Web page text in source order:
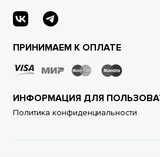
ПРИНИМАЕМ К ОПЛАТЕ
ИНФОРМАЦИЯ ДЛЯ
Политика конфиденциальности